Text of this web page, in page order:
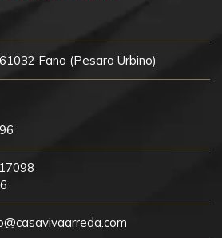
Fano (Pesaro Urbino)